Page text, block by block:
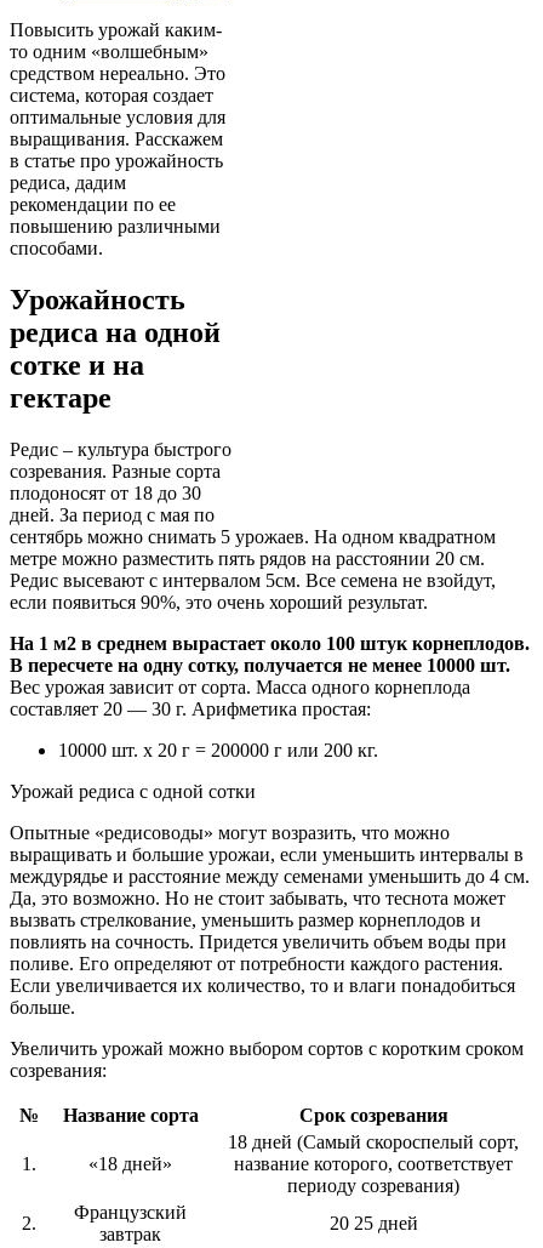
Повысить урожай каким-
то одним «волшебным»
средством нереально. Это
система, которая создает
оптимальные условия для
выращивания. Расскажем
в статье про урожайность
редиса, дадим
рекомендации по ее
повышению различными
способами.
Урожайность
редиса на одной
сотке и на
гектаре
Редис – культура быстрого
созревания. Разные сорта
плодоносят от 18 до 30
дней. За период с мая по
сентябрь можно снимать 5 урожаев. На одном квадратном
метре можно разместить пять рядов на расстоянии 20 см.
Редис высевают с интервалом 5см. Все семена не взойдут,
если появиться 90%, это очень хороший результат.
На 1 м2 в среднем вырастает около 100 штук корнеплодов.
В пересчете на одну сотку, получается не менее 10000 шт.
Вес урожая зависит от сорта. Масса одного корнеплода
составляет 20 — 30 г. Арифметика простая:
10000 шт. х 20 г = 200000 г или 200 кг.
Урожай редиса с одной сотки
Опытные «редисоводы» могут возразить, что можно
выращивать и большие урожаи, если уменьшить интервалы в
междурядье и расстояние между семенами уменьшить до 4 см.
Да, это возможно. Но не стоит забывать, что теснота может
вызвать стрелкование, уменьшить размер корнеплодов и
повлиять на сочность. Придется увеличить объем воды при
поливе. Его определяют от потребности каждого растения.
Если увеличивается их количество, то и влаги понадобиться
больше.
Увеличить урожай можно выбором сортов с коротким сроком
созревания:
№ Название сорта Срок созревания
1. «18 дней»
18 дней (Самый скороспелый сорт,
название которого, соответствует
периоду созревания)
2.
Французский
завтрак
20 25 дней